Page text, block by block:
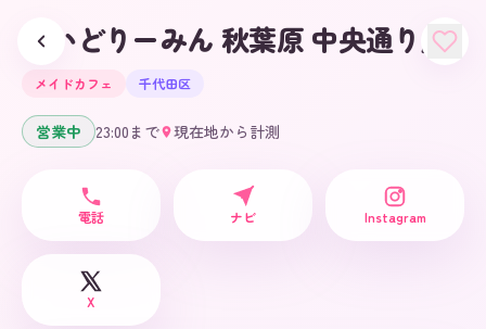
めいどりーみん 秋葉原 中央通り店
メイドカフェ 千代田区
営業中 23:00 まで 現在地から計測
電話 ナビ Instagram
X